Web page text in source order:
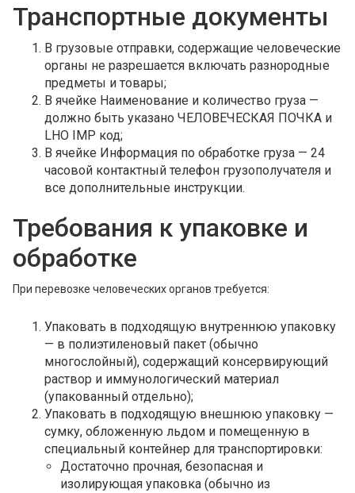
Транспортные документы
В грузовые отправки, содержащие человеческие
органы не разрешается включать разнородные
предметы и товары;
В ячейке Наименование и количество груза —
должно быть указано ЧЕЛОВЕЧЕСКАЯ ПОЧКА и
LHO IMP код;
В ячейке Информация по обработке груза — 24
часовой контактный телефон грузополучателя и
все дополнительные инструкции.
Требования к упаковке и
обработке
При перевозке человеческих органов требуется:
Упаковать в подходящую внутреннюю упаковку
— в полиэтиленовый пакет (обычно
многослойный), содержащий консервирующий
раствор и иммунологический материал
(упакованный отдельно);
Упаковать в подходящую внешнюю упаковку —
сумку, обложенную льдом и помещенную в
специальный контейнер для транспортировки:
Достаточно прочная, безопасная и
изолирующая упаковка (обычно из